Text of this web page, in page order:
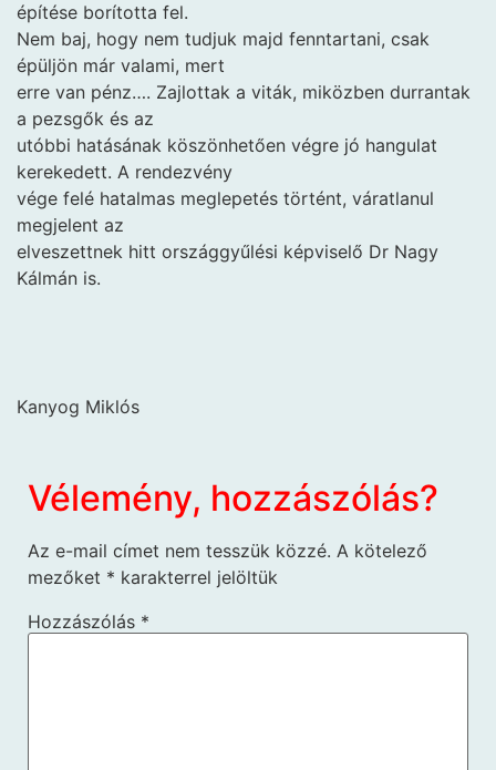
építése borította fel.
Nem baj, hogy nem tudjuk majd fenntartani, csak
épüljön már valami, mert
erre van pénz…. Zajlottak a viták, miközben durrantak
a pezsgők és az
utóbbi hatásának köszönhetően végre jó hangulat
kerekedett. A rendezvény
vége felé hatalmas meglepetés történt, váratlanul
megjelent az
elveszettnek hitt országgyűlési képviselő Dr Nagy
Kálmán is.
Kanyog Miklós
Vélemény, hozzászólás?
Az e-mail címet nem tesszük közzé. A kötelező
mezőket * karakterrel jelöltük
Hozzászólás *